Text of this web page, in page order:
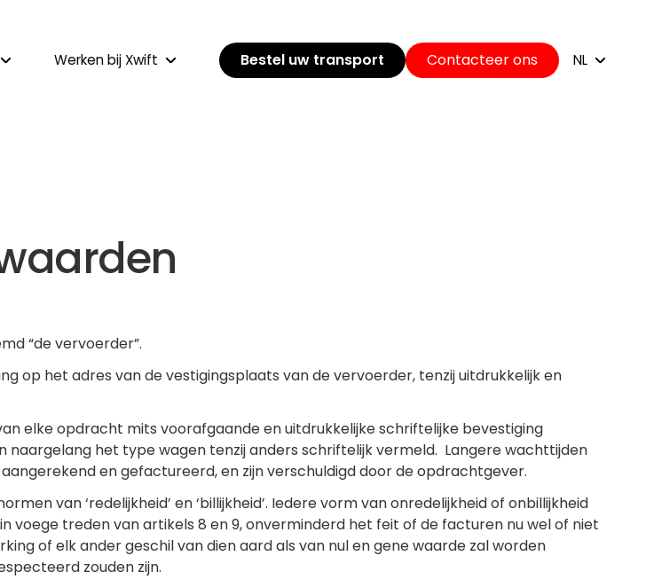
Werken bij Xwift Bestel uw transport Contacteer ons NL
“de vervoerder”.
op het adres van de vestigingsplaats van de vervoerder, tenzij uitdrukkelijk en
elke opdracht mits voorafgaande en uitdrukkelijke schriftelijke bevestiging
naargelang het type wagen tenzij anders schriftelijk vermeld. Langere wachttijden
en gefactureerd, en zijn verschuldigd door de opdrachtgever.
van ‘redelijkheid’ en ‘billijkheid’. Iedere vorm van onredelijkheid of onbillijkheid
voege treden van artikels 8 en 9, onverminderd het feit of de facturen nu wel of niet
of elk ander geschil van dien aard als van nul en gene waarde zal worden
zouden zijn.